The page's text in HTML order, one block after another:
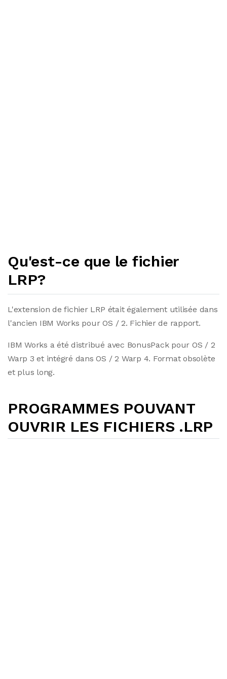
Qu'est-ce que le fichier
LRP?
L'extension de fichier LRP était également utilisée dans
l'ancien IBM Works pour OS / 2. Fichier de rapport.
IBM Works a été distribué avec BonusPack pour OS / 2
Warp 3 et intégré dans OS / 2 Warp 4. Format obsolète
et plus long.
PROGRAMMES POUVANT
OUVRIR LES FICHIERS .LRP